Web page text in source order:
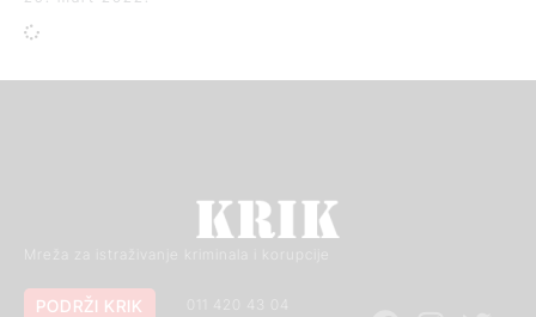
Mreža za istraživanje kriminala i korupcije
011 420 43 04
PODRŽI KRIK